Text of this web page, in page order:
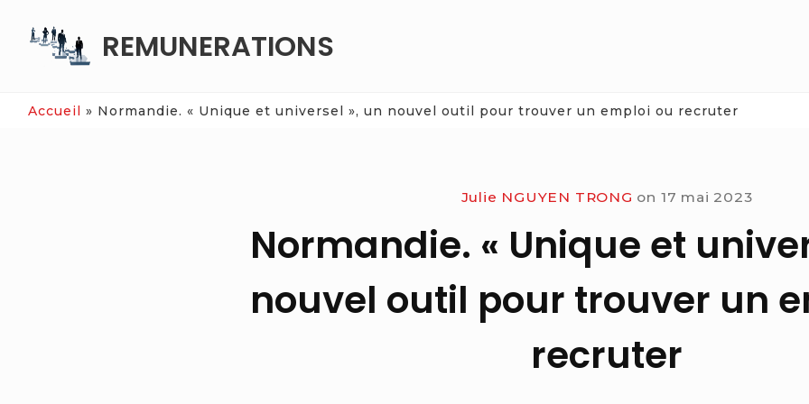
REMUNERATIONS
Accueil » Normandie. « Unique et universel », un nouvel outil pour trouver un emploi ou recruter
Julie NGUYEN TRONG on 17 mai 2023
Normandie. « Unique et
nouvel outil pour trouver un
recruter